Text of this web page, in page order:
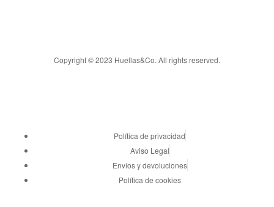
Copyright © 2023 Huellas&Co. All rights reserved.
Política de privacidad
Aviso Legal
Envíos y devoluciones
Política de cookies